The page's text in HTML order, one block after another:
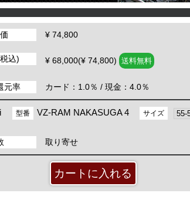
¥ 74,800
込) ¥ 68,000(¥ 74,800) 送料無料
元率 カード：1.0％ / 現金：4.0％
型番 VZ-RAM NAKASUGA 4 サイズ
取り寄せ